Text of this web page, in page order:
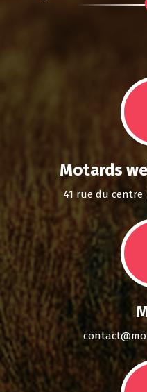
Motards
41 rue du centre